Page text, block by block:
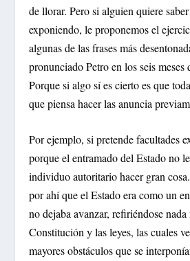
de llorar. Pero si alguien quiere
exponiendo, le proponemos el
algunas de las frases más
pronunciado Petro en los seis meses
Porque si algo sí es cierto es que
que piensa hacer las anuncia
Por ejemplo, si pretende facultades
porque el entramado del Estado no
individuo autoritario hacer gran
por ahí que el Estado era como un
no dejaba avanzar, refiriéndose
Constitución y las leyes, las cuales
mayores obstáculos que se